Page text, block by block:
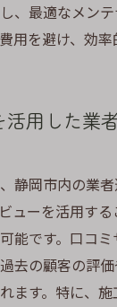
、最適なメン
用を避け、効
用した業
静岡市内の業
ューを活用す
能です。口コ
去の顧客の評
ます。特に、